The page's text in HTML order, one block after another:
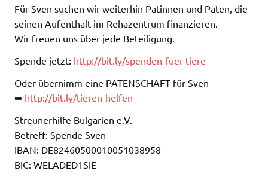
Für Sven suchen wir weiterhin Patinnen und Paten, die
seinen Aufenthalt im Rehazentrum finanzieren.
Wir freuen uns über jede Beteiligung.
Spende jetzt: http://bit.ly/spenden-fuer-tiere
Oder übernimm eine PATENSCHAFT für Sven
➡ http://bit.ly/tieren-helfen
Streunerhilfe Bulgarien e.V.
Betreff: Spende Sven
IBAN: DE82460500010051038958
BIC: WELADED1SIE